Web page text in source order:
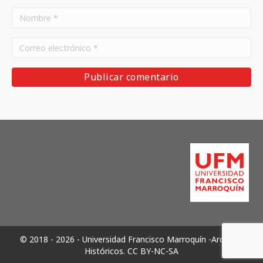
© 2018 - 2026 - Universidad Francisco Marroquín -Archivos
Históricos. CC BY-NC-SA